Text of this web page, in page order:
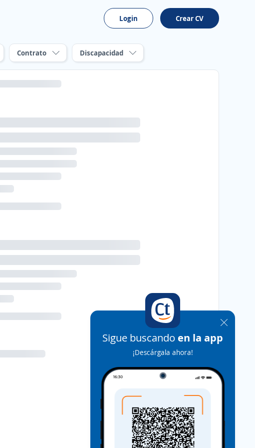
Login Crear CV
Contrato Discapacidad
Sigue buscando en la app
¡Descárgala ahora!